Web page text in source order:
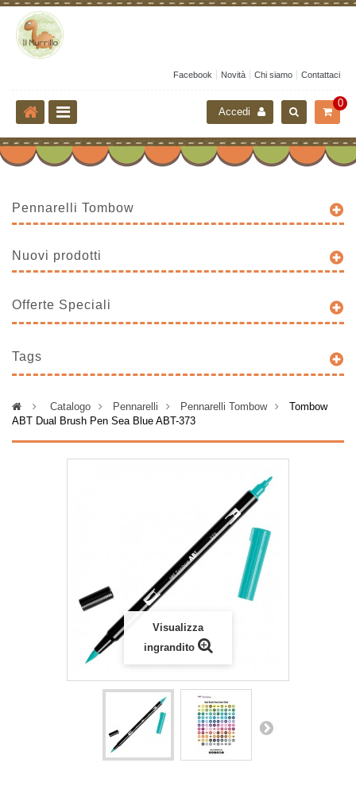
Facebook Novità Chi siamo Contattaci
0
Accedi
Pennarelli Tombow
Nuovi prodotti
Offerte Speciali
Tags
> Catalogo > Pennarelli > Pennarelli Tombow >
Tombow
ABT Dual Brush Pen Sea Blue ABT-373
Visualizza
ingrandito